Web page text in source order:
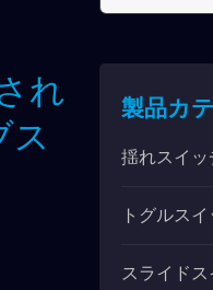
れ
製品カ
揺れスイッ
トグルス
スライドス